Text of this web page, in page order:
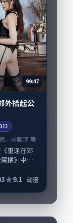
99:47
外拾起公
、杨紫琼 等
重逢在郊
楼》中以
梅、杨紫
完成制作
1...
9.1 动漫